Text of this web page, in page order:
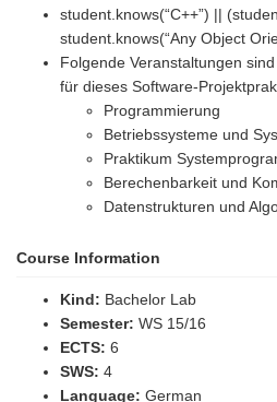
student.knows(“C++”) ||
student.knows(“Any Object
Folgende Veranstaltungen
für dieses Software-
Programmierung
Betriebssysteme und
Praktikum
Berechenbarkeit und
Datenstrukturen und
Course Information
Kind: Bachelor Lab
Semester: WS 15/16
ECTS: 6
SWS: 4
Language: German